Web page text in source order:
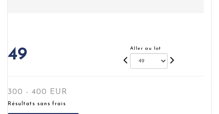
49 Aller au lot
300 - 400 EUR
Résultats sans frais